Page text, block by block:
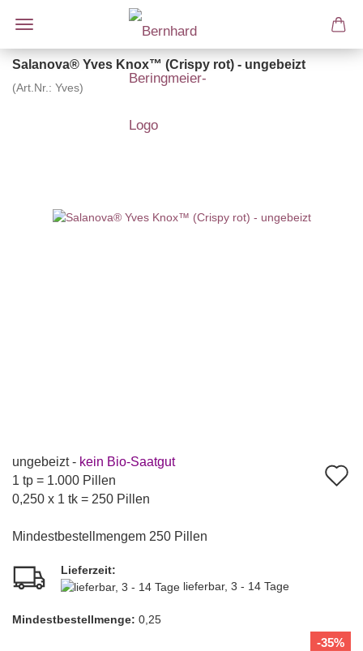
Salanova® Yves Knox™ (Crispy rot) - ungebeizt
(Art.Nr.: Yves)
ungebeizt - kein Bio-Saatgut
1 tp = 1.000 Pillen
0,250 x 1 tk = 250 Pillen
Mindestbestellmengem 250 Pillen
Lieferzeit:
lieferbar, 3 - 14 Tage
Mindest­bestellmenge: 0,25
-35%